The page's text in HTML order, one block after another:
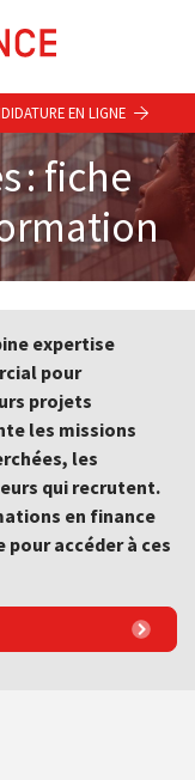
: fiche
expertise
pour
projets
les missions
les
qui recrutent.
en finance
pour accéder à ces
EN LIGNE